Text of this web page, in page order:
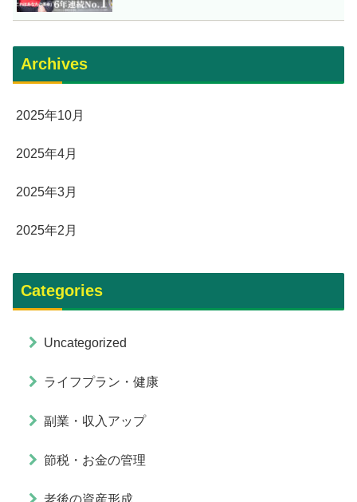
Archives
2025年10月
2025年4月
2025年3月
2025年2月
Categories
Uncategorized
ライフプラン・健康
副業・収入アップ
節税・お金の管理
老後の資産形成